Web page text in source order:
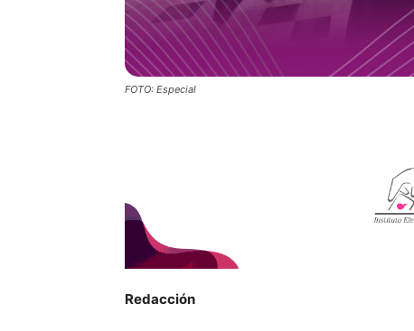
FOTO: Especial
Redacción